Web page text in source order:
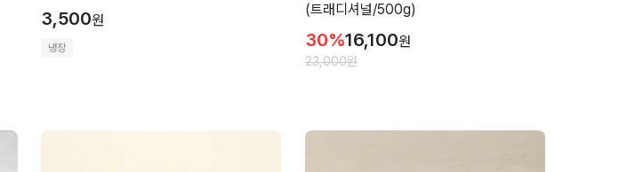
3,500원
냉장
(트래디셔널/500g)
30%16,100원
23,000원